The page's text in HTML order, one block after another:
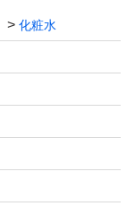
化粧水